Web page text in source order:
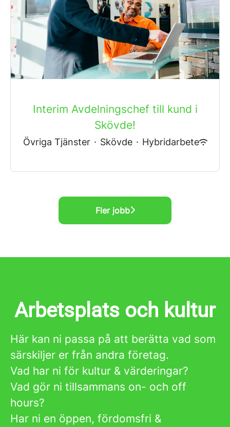
Interim Avdelningschef till kund i
Skövde!
Övriga Tjänster · Skövde · Hybridarbete
Fler jobb
Arbetsplats och kultur
Här kan ni passa på att berätta vad som
särskiljer er från andra företag.
Vad har ni för kultur & värderingar?
Vad gör ni tillsammans on- och off
hours?
Har ni en öppen, fördomsfri &